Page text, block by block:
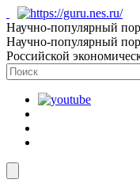
Научно-популярный
Научно-популярный
Российской